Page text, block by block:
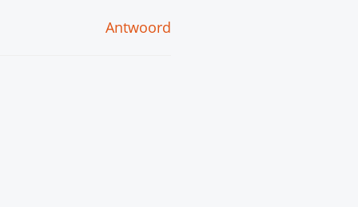
Antwoord